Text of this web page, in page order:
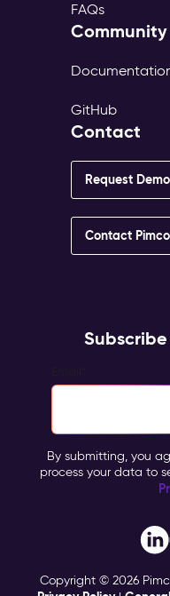
FAQs
Community
GitHub
Contact
Request Demo
Contact
By submitting, you
process your data to
Copyright © 2026